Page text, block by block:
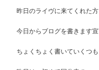
昨日のライヴに来てくれた
今日からブログを書きます
ちょくちょく書いていくつ